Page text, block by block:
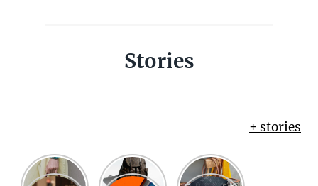
Stories
+ stories